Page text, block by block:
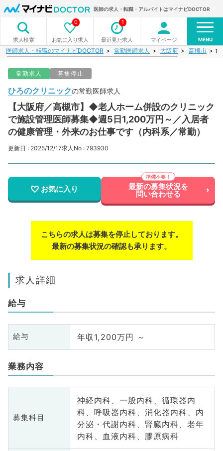
医師の求人・転職・アルバイトはマイナビDOCTOR
求人検索 お気に入り求人
0
最近見た求人
1
マイページ MENU
医師求人・転職のマイナビDOCTOR 常勤医師求人 大阪府 高槻市 ひ
常勤求人 募集停止
ひろのクリニックの常勤医師求人
【大阪府／高槻市】◆老人ホーム併設のクリニック
で施設管理医師募集◆週5日1,200万円～／入居者
の健康管理・外来のお仕事です（内科系／常勤）
更新日 : 2025/12/17求人No : 793930
お気に入り 最新の募集状況を
問い合わせる
こちらの求人は募集を停止しております。
最新の募集状況の確認も承ります。
求人詳細
給与
給与 年収1,200万円 ～
業務内容
募集科目
神経内科、一般内科、循環器内
科、呼吸器内科、消化器内科、内
分泌・代謝内科、腎臓内科、老年
内科、血液内科、膠原病科